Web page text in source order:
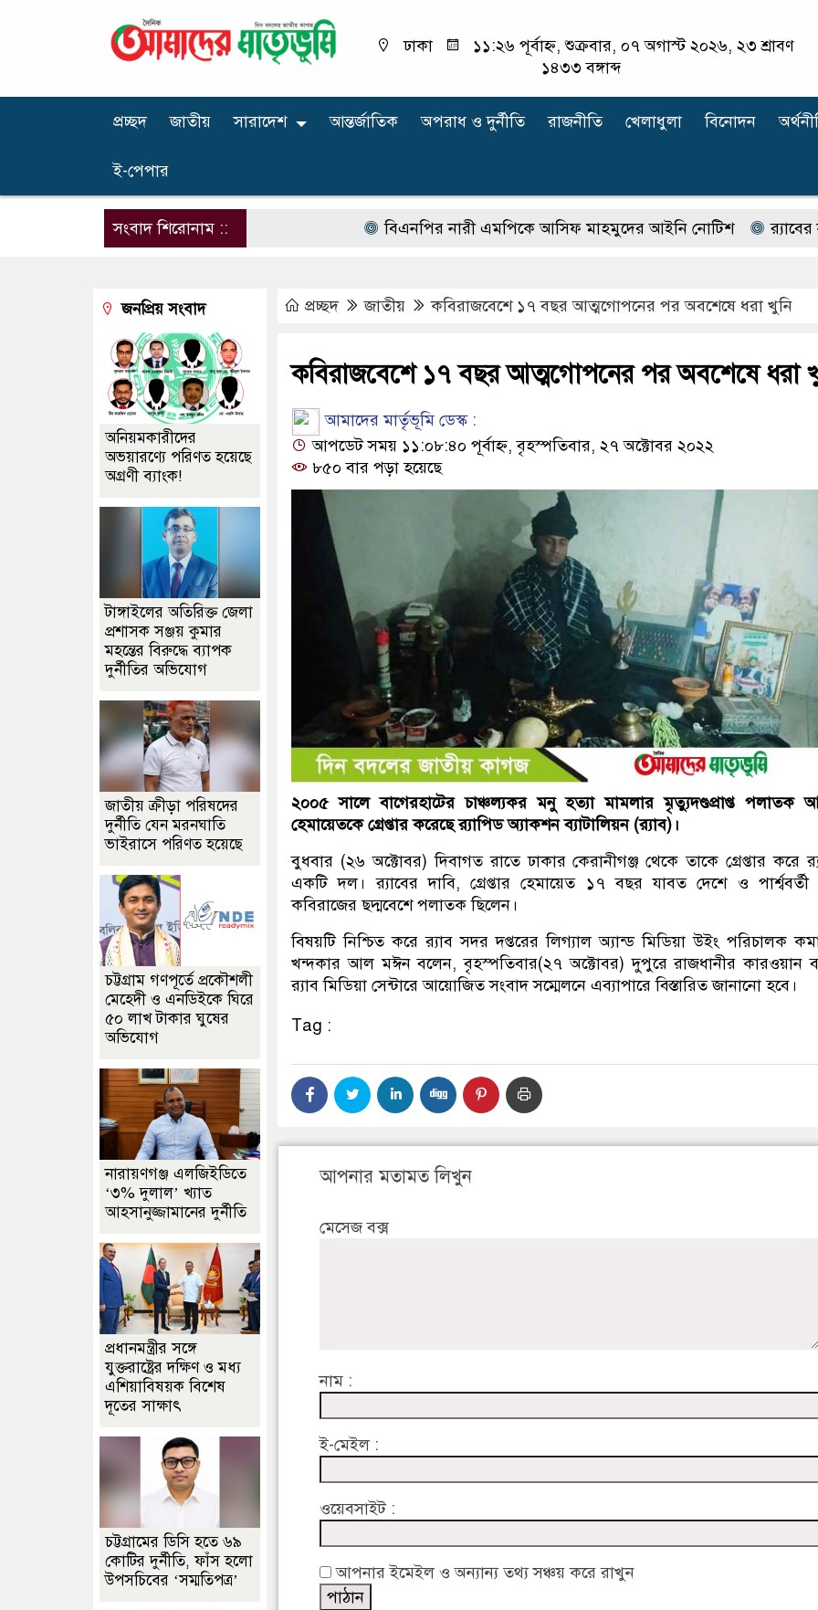
ঢাকা
১১:২৬ পূর্বাহ্ন, শুক্রবার, ০৭ অগাস্ট ২০২৬, ২৩ শ্রাবণ
১৪৩৩ বঙ্গাব্দ
প্রচ্ছদ জাতীয় সারাদেশ আন্তর্জাতিক অপরাধ ‍ও দুর্নীতি রাজনীতি খেলাধুলা বিনোদন
ই-পেপার
সংবাদ শিরোনাম :: বিএনপির নারী এমপিকে আসিফ মাহমুদের আইনি নোটিশ র‍্যাবের
প্রচ্ছদ জাতীয় কবিরাজবেশে ১৭ বছর আত্মগোপনের পর অবশেষে ধরা খুনি
কবিরাজবেশে ১৭ বছর আত্মগোপনের পর অবশেষে ধরা
আমাদের মার্তৃভূমি ডেস্ক :
আপডেট সময় ১১:০৮:৪০ পূর্বাহ্ন, বৃহস্পতিবার, ২৭ অক্টোবর ২০২২
৮৫০ বার পড়া হয়েছে
২০০৫ সালে বাগেরহাটের চাঞ্চল্যকর মনু হত্যা মামলার মৃত্যুদণ্ডপ্রাপ্ত পলাতক
হেমায়েতকে গ্রেপ্তার করেছে র‌্যাপিড অ্যাকশন ব্যাটালিয়ন (র‌্যাব)।
বুধবার (২৬ অক্টোবর) দিবাগত রাতে ঢাকার কেরানীগঞ্জ থেকে তাকে গ্রেপ্তার করে
একটি দল। র‌্যাবের দাবি, গ্রেপ্তার হেমায়েত ১৭ বছর যাবত দেশে ও পার্শ্ববর্তী
কবিরাজের ছদ্মবেশে পলাতক ছিলেন।
বিষয়টি নিশ্চিত করে র‍্যাব সদর দপ্তরের লিগ্যাল অ্যান্ড মিডিয়া উইং পরিচালক
খন্দকার আল মঈন বলেন, বৃহস্পতিবার(২৭ অক্টোবর) দুপুরে রাজধানীর কারওয়ান
র‍্যাব মিডিয়া সেন্টারে আয়োজিত সংবাদ সম্মেলনে এব্যাপারে বিস্তারিত জানানো হবে।
Tag :
আপনার মতামত লিখুন
মেসেজ বক্স
নাম :
ই-মেইল :
ওয়েবসাইট :
আপনার ইমেইল ও অন্যান্য তথ্য সঞ্চয় করে রাখুন
জনপ্রিয় সংবাদ
অনিয়মকারীদের
অভয়ারণ্যে পরিণত হয়েছে
অগ্রণী ব্যাংক!
টাঙ্গাইলের অতিরিক্ত জেলা
প্রশাসক সঞ্জয় কুমার
মহন্তের বিরুদ্ধে ব্যাপক
দুর্নীতির অভিযোগ
জাতীয় ক্রীড়া পরিষদের
দুর্নীতি যেন মরনঘাতি
ভাইরাসে পরিণত হয়েছে
চট্টগ্রাম গণপূর্তে প্রকৌশলী
মেহেদী ও এনডিইকে ঘিরে
৫০ লাখ টাকার ঘুষের
অভিযোগ
নারায়ণগঞ্জ এলজিইডিতে
‘৩% দুলাল’ খ্যাত
আহসানুজ্জামানের দুর্নীতি
প্রধানমন্ত্রীর সঙ্গে
যুক্তরাষ্ট্রের দক্ষিণ ও মধ্য
এশিয়াবিষয়ক বিশেষ
দূতের সাক্ষাৎ
চট্টগ্রামের ডিসি হতে ৬৯
কোটির দুর্নীতি, ফাঁস হলো
উপসচিবের ‘সম্মতিপত্র’